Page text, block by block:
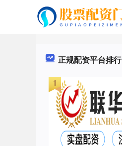
正规配资平台排行